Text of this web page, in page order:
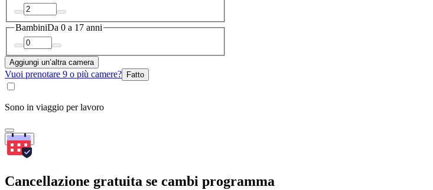
BambiniDa 0 a 17 anni
Aggiungi un’altra camera
Vuoi prenotare 9 o più camere? Fatto
Sono in viaggio per lavoro
Cerca
Cancellazione gratuita se cambi programma